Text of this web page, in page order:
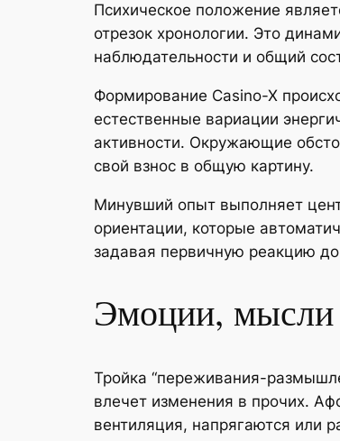
Психическое положение
отрезок хронологии. Это
наблюдательности и общий
Формирование Casino-X
естественные вариации
активности. Окружающие
свой взнос в общую картину.
Минувший опыт выполняет
ориентации, которые
задавая первичную реакцию до
Эмоции, мысли
Тройка “переживания-
влечет изменения в прочих.
вентиляция, напрягаются или